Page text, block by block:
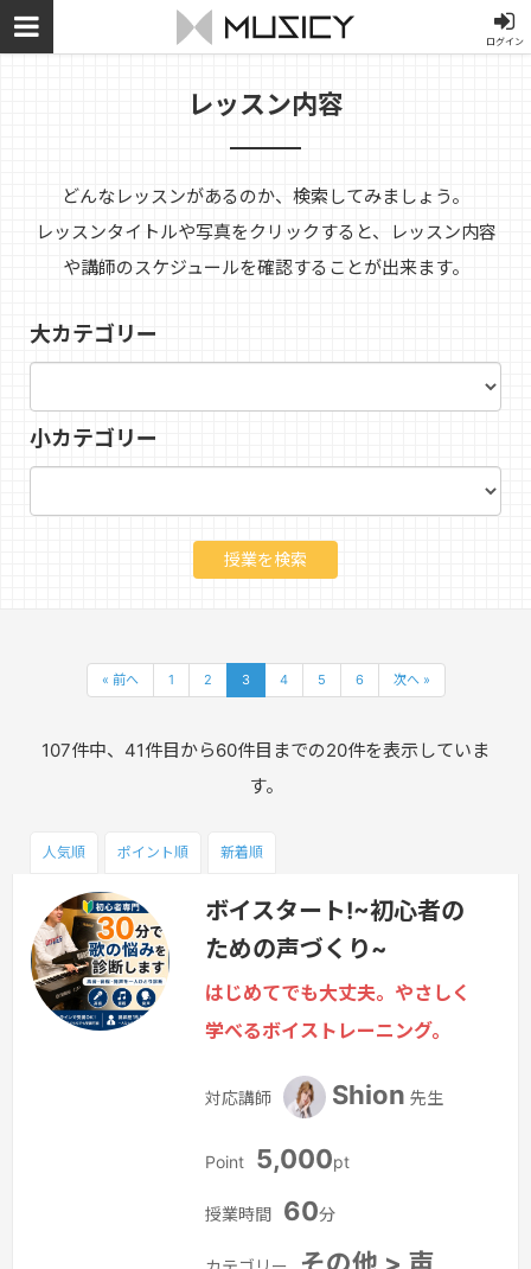
ログイン
レッスン内容
どんなレッスンがあるのか、検索してみましょう。
レッスンタイトルや写真をクリックすると、レッスン内容
や講師のスケジュールを確認することが出来ます。
大カテゴリー
小カテゴリー
« 前へ 1 2 3 4 5 6 次へ »
107件中、41件目から60件目までの20件を表示していま
す。
人気順 ポイント順 新着順
ボイスタート!~初心者の
ための声づくり~
はじめてでも大丈夫。やさしく
学べるボイストレーニング。
対応講師 Shion 先生
Point 5,000pt
授業時間 60分
その他 > 声